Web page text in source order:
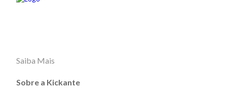
Saiba Mais
Sobre a Kickante